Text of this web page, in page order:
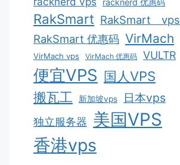
racknerd 优惠码
RakSmart RakSmart vps
RakSmart 优惠码 VirMach
VirMach vps VirMach 优惠码 VULTR
便宜VPS 国人VPS
搬瓦工
新加坡vps 日本vps
独立服务器 美国VPS
香港vps